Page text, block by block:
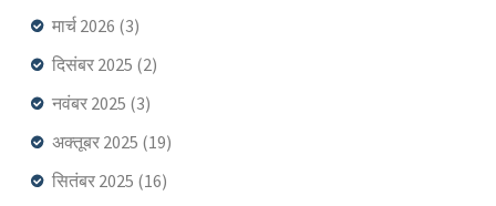
मार्च 2026 (3)
दिसंबर 2025 (2)
नवंबर 2025 (3)
अक्तूबर 2025 (19)
सितंबर 2025 (16)